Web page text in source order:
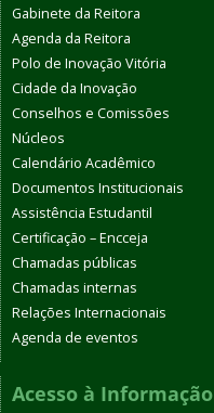
Gabinete da Reitora
Agenda da Reitora
Polo de Inovação Vitória
Cidade da Inovação
Conselhos e Comissões
Núcleos
Calendário Acadêmico
Documentos Institucionais
Assistência Estudantil
Certificação – Encceja
Chamadas públicas
Chamadas internas
Relações Internacionais
Agenda de eventos
Acesso à Informação